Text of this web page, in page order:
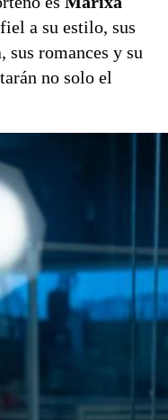
a su estilo, sus
sus romances y su
no solo el